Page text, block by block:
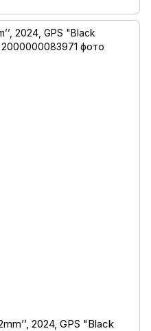
2024, GPS "Black